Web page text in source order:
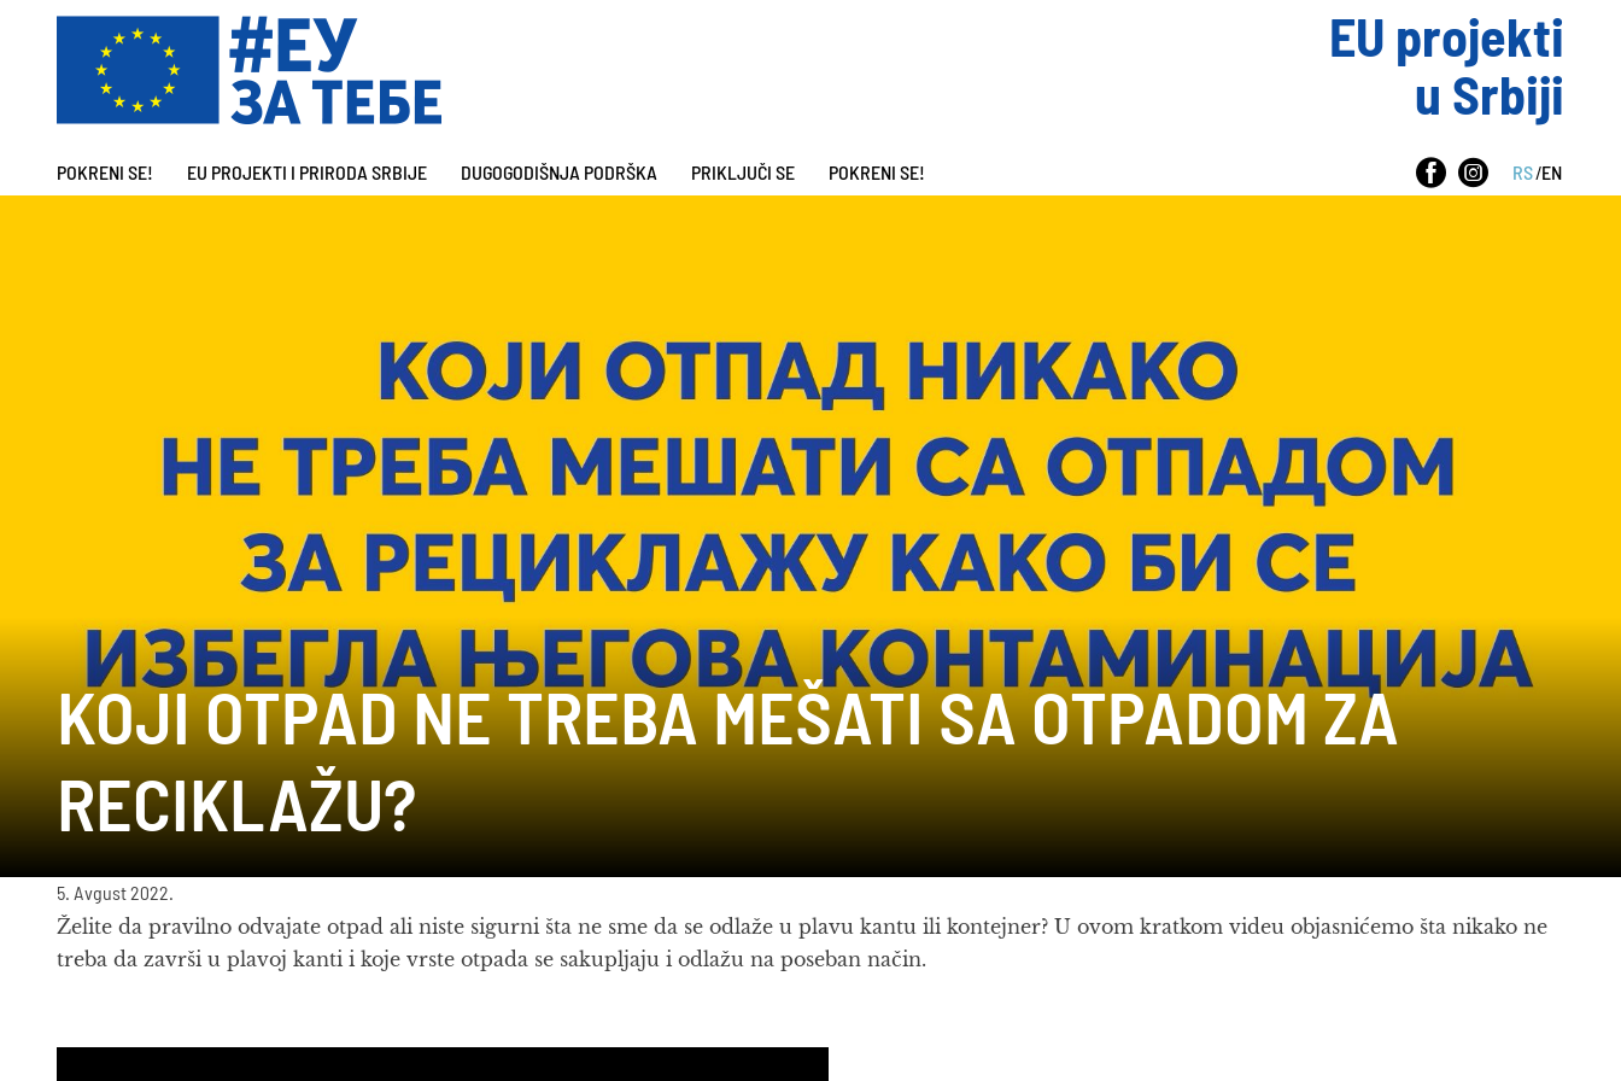
EU projekti
u Srbiji
POKRENI SE! EU PROJEKTI I PRIRODA SRBIJE DUGOGODIŠNJA PODRŠKA PRIKLJUČI SE POKRENI SE! RS/EN
KOJI OTPAD NE TREBA MEŠATI SA OTPADOM ZA
RECIKLAŽU?
5. Avgust 2022.
Želite da pravilno odvajate otpad ali niste sigurni šta ne sme da se odlaže u plavu kantu ili kontejner? U ovom kratkom videu objasnićemo šta nikako ne
treba da završi u plavoj kanti i koje vrste otpada se sakupljaju i odlažu na poseban način.